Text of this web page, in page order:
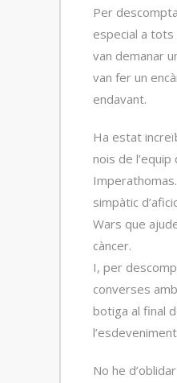
Per
especial a tots
van demanar
van fer un
endavant.
Ha estat
nois de l’equip
simpàtic
Wars que
càncer.
I, per
converses
botiga al final
No he